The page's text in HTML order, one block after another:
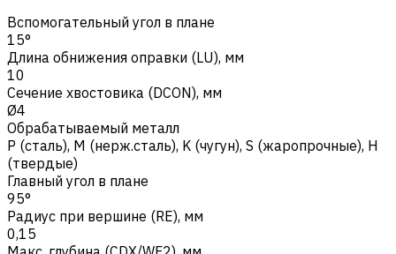
Вспомогательный угол в плане
15°
Длина обнижения оправки (LU), мм
10
Сечение хвостовика (DCON), мм
Ø4
Обрабатываемый металл
Р (сталь), M (нерж.сталь), K (чугун), S (жаропрочные), H
(твердые)
Главный угол в плане
95°
Радиус при вершине (RE), мм
0,15